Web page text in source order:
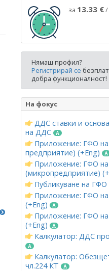
за 13.33 €/
Нямаш профил?
Регистрирай се
добра функционалност!
На фокус
ДДС ставки и
на ДДС
Приложение: ГФО
предприятие) (+Eng)
Приложение: ГФО
(микропредприятие)
Публикуване на ГФО
Приложение: ГФО на
(+Eng)
Приложение: ГФО
(+Eng)
Калкулатор: ДДС
Калкулатор:
чл.224 КТ